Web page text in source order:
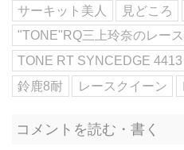
サーキット美人 見どころ
"TONE"RQ三上玲奈のレー
TONE RT SYNCEDGE 4413
鈴鹿8耐
レースクイーン
コメントを読む・書く